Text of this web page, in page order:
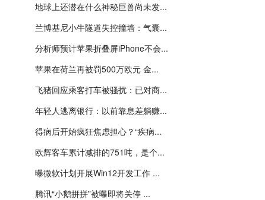
地球上还潜在什么神秘巨兽尚未发...
兰博基尼小牛隧道失控撞墙：气囊...
分析师预计苹果折叠屏iPhone不会...
苹果在荷兰再被罚500万欧元 金...
飞猪回应乘客打车被骚扰：已对商...
年轻人逃离银行：以前靠息差躺赚...
得病后开始疯狂焦虑担心？“疾病...
欧辉客车累计减排的751吨，是个...
曝微软计划开展Win12开发工作 ...
腾讯“小鹅拼拼”被曝即将关停 ...